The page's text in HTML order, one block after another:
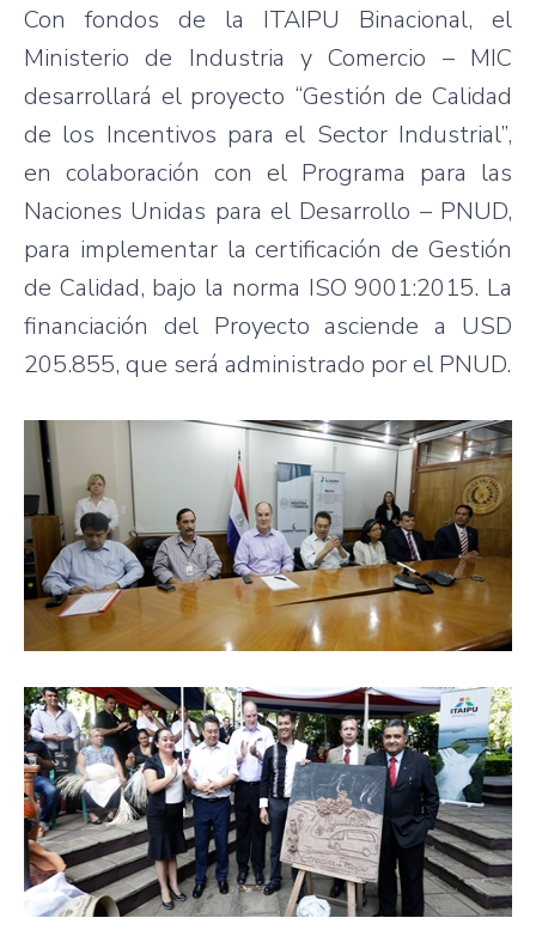
Con fondos de la ITAIPU Binacional, el
Ministerio de Industria y Comercio – MIC
desarrollará el proyecto “Gestión de Calidad
de los Incentivos para el Sector Industrial”,
en colaboración con el Programa para las
Naciones Unidas para el Desarrollo – PNUD,
para implementar la certificación de Gestión
de Calidad, bajo la norma ISO 9001:2015. La
financiación del Proyecto asciende a USD
205.855, que será administrado por el PNUD.